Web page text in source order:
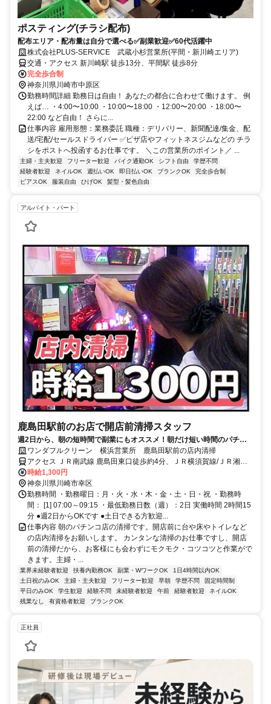
ポスティング(チラシ配布)
配布エリア・配布量は自分で選べる✅副業歓迎✅60代活躍中
株式会社PLUS-SERVICE 武蔵小杉営業所(平間・新川崎エリア)
交通・アクセス 新川崎駅 徒歩13分、平間駅 徒歩8分
完全歩合制
神奈川県川崎市中原区
勤務時間詳細 勤務日は自由！ あなたの都合に合わせて働けます。 例
えば… ・4:00〜10:00 ・10:00〜18:00 ・12:00〜20:00 ・18:00〜
22:00 など自由！ さらに...
仕事内容 雇用形態：業務委託 職種：デリバリー、新聞配達/集金、配
送/宅配/セールスドライバー ✅ピザ店やフィットネスジムなどの チラ
シをポストへ投函するお仕事です。 ＼この営業所のポイント／ ...
主婦・主夫歓迎 フリーター歓迎 バイク通勤OK シフト自由
学歴不問
経験者歓迎
ネイルOK 週払いOK 即日払いOK ブランクOK
完全歩合制
ピアスOK
服装自由 ひげOK 髪型・髪色自由
アルバイト・パート
鹿島田駅前のお店で開店前清掃スタッフ
週2日から、朝の短時間で副業にもオススメ！朝だけ短い時間のパチン
コ店の開店前清掃のお仕事。色々な方が活躍中！
ワンダフルクリーン 横浜営業所 鹿島田駅前の店内清掃
アクセス ＪＲ南武線 鹿島田東口徒歩約4分、ＪＲ横須賀線/ＪＲ湘南
新宿ライン 新川崎徒歩約9分、ＪＲ南武線 川崎北口西徒歩約42分
時給1,300円
神奈川県川崎市幸区
勤務時間 ・勤務曜日：月・火・水・木・金・土・日・祝 ・勤務時
間： [1] 07:00～09:15 ・最低勤務日数（週）：2日 実働時間 2時間15
分 ●週2日からOKです ●土日できる方歓迎...
仕事内容 朝のパチンコ店の清掃です。開店前に台や床やトイレなど
の店内清掃をお願いします。 カンタンな清掃のお仕事ですし、開店
前の清掃だから、お客様にも会わずにモクモク・コツコツと作業がで
きます。主婦・...
業界未経験者歓迎 扶養内勤務OK 副業・WワークOK
1日4時間以内OK
土日祝のみOK
主婦・主夫歓迎 フリーター歓迎 早朝 学歴不問
固定時間制
平日のみOK
学生歓迎 経験不問 未経験者歓迎 午前 経験者歓迎
ネイルOK
残業なし
有資格者歓迎 ブランクOK
正社員